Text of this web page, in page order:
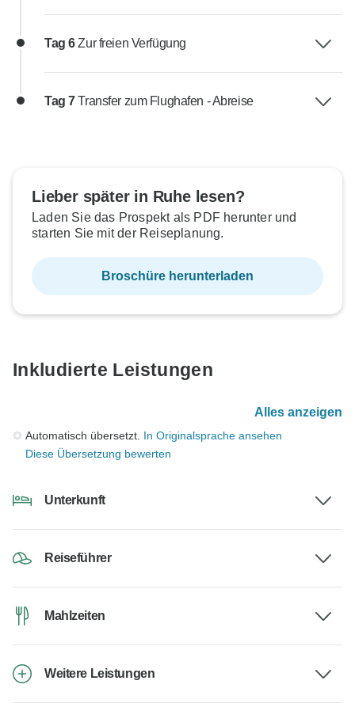
Tag 6Zur freien Verfügung
Tag 7Transfer zum Flughafen - Abreise
Lieber später in Ruhe lesen?
Laden Sie das Prospekt als PDF herunter und
starten Sie mit der Reiseplanung.
Broschüre herunterladen
Inkludierte Leistungen
Alles anzeigen
Automatisch übersetzt. In Originalsprache ansehen
Diese Übersetzung bewerten
Unterkunft
Reiseführer
Mahlzeiten
Weitere Leistungen